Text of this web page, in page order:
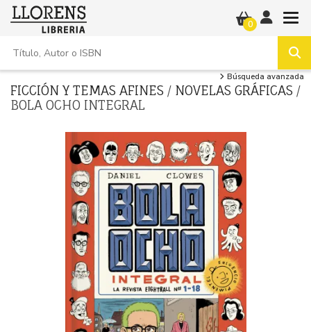
Búsqueda avanzada
0
FICCIÓN Y TEMAS AFINES / NOVELAS GRÁFICAS /
BOLA OCHO INTEGRAL